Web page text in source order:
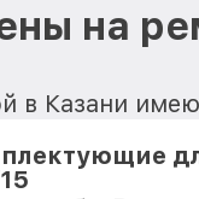
на
в Казани